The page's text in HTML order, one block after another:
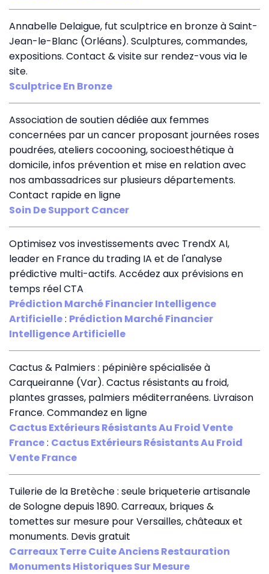
Annabelle Delaigue, fut sculptrice en bronze à Saint-
Jean-le-Blanc (Orléans). Sculptures, commandes,
expositions. Contact & visite sur rendez-vous via le
site.
Sculptrice En Bronze
Association de soutien dédiée aux femmes
concernées par un cancer proposant journées roses
poudrées, ateliers cocooning, socioesthétique à
domicile, infos prévention et mise en relation avec
nos ambassadrices sur plusieurs départements.
Contact rapide en ligne
Soin De Support Cancer
Optimisez vos investissements avec TrendX AI,
leader en France du trading IA et de l'analyse
prédictive multi-actifs. Accédez aux prévisions en
temps réel CTA
Prédiction Marché Financier Intelligence
Artificielle: Prédiction Marché Financier
Intelligence Artificielle
Cactus & Palmiers : pépinière spécialisée à
Carqueiranne (Var). Cactus résistants au froid,
plantes grasses, palmiers méditerranéens. Livraison
France. Commandez en ligne
Cactus Extérieurs Résistants Au Froid Vente
France: Cactus Extérieurs Résistants Au Froid
Vente France
Tuilerie de la Bretèche : seule briqueterie artisanale
de Sologne depuis 1890. Carreaux, briques &
tomettes sur mesure pour Versailles, châteaux et
monuments. Devis gratuit
Carreaux Terre Cuite Anciens Restauration
Monuments Historiques Sur Mesure